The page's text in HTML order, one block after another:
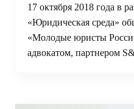
17 октября 2018 года в
«Юридическая среда»
«Молодые юристы
адвокатом, партнером